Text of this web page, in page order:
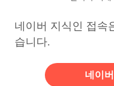
네이버 지식인 접속
습니다.
네이